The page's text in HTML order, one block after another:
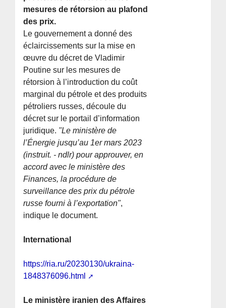
mesures de rétorsion au plafond
des prix.
Le gouvernement a donné des
éclaircissements sur la mise en
œuvre du décret de Vladimir
Poutine sur les mesures de
rétorsion à l’introduction du coût
marginal du pétrole et des produits
pétroliers russes, découle du
décret sur le portail d’information
juridique. "Le ministère de
l’Énergie jusqu’au 1er mars 2023
(instruit. - ndlr) pour approuver, en
accord avec le ministère des
Finances, la procédure de
surveillance des prix du pétrole
russe fourni à l’exportation",
indique le document.
International
https://ria.ru/20230130/ukraina-
1848376096.html
Le ministère iranien des Affaires